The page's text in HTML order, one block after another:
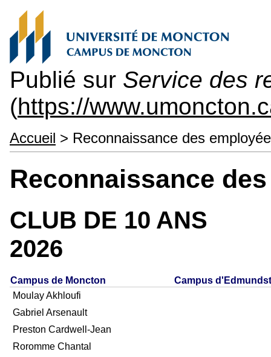
Publié sur Service des
(https://
Accueil > Reconnaissance des
Reconnaissance
CLUB DE 10 ANS
2026
Campus de Moncton
Campus
Moulay Akhloufi
Gabriel Arsenault
Preston Cardwell-Jean
Roromme Chantal